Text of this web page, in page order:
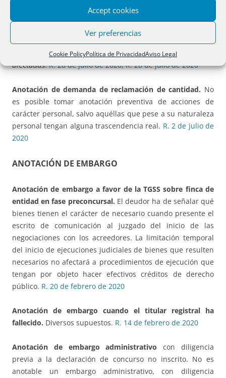
Accept cookies
Ver preferencias
Cookie PolicyPolítica de PrivacidadAviso Legal
Anotación de demanda de reclamación de cantidad.
es anotable la demanda en la que se pretende el pago de
una cantidad de dinero o una resolución contractual sin
trascendencia en cuanto a la titularidad de las fincas
afectadas.R. 28 de julio de 2020,R. 28 de julio de 2020
Anotación de demanda de reclamación de cantidad. No
es posible tomar anotación preventiva de acciones de
carácter personal, salvo aquéllas que pese a su naturaleza
personal tengan alguna trascendencia real. R. 2 de julio de
2020
ANOTACIÓN DE EMBARGO
Anotación de embargo a favor de la TGSS sobre finca de
entidad en fase preconcursal. El deudor ha de señalar qué
bienes tienen el carácter de necesario cuando presente el
escrito de comunicación al juzgado del inicio de las
negociaciones con los acreedores. La limitación temporal
del inicio de ejecuciones judiciales de bienes que resulten
necesarios no afectará a procedimientos de ejecución que
tengan por objeto hacer efectivos créditos de derecho
público. R. 20 de febrero de 2020
Anotación de embargo cuando el titular registral ha
fallecido. Diversos supuestos. R. 14 de febrero de 2020
Anotación de embargo administrativo con diligencia
previa a la declaración de concurso no inscrito. No es
anotable un embargo administrativo, con diligencia